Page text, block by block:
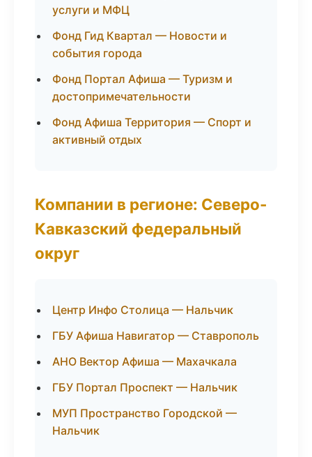
услуги и МФЦ
Фонд Гид Квартал — Новости и
события города
Фонд Портал Афиша — Туризм и
достопримечательности
Фонд Афиша Территория — Спорт и
активный отдых
Компании в регионе: Северо-
Кавказский федеральный
округ
Центр Инфо Столица — Нальчик
ГБУ Афиша Навигатор — Ставрополь
АНО Вектор Афиша — Махачкала
ГБУ Портал Проспект — Нальчик
МУП Пространство Городской —
Нальчик